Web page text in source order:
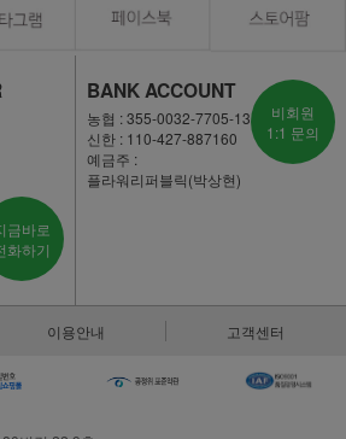
금바로
화하기
BANK ACCOUNT
농협 : 355-0032-7705-13
신한 : 110-427-887160
예금주 :
플라워리퍼블릭(박상현)
비회원
1:1 문의
이용안내 고객센터